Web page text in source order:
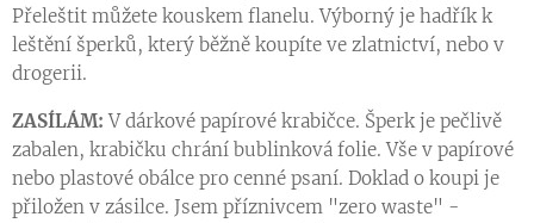
Přeleštit můžete kouskem flanelu. Výborný je hadřík k
leštění šperků, který běžně koupíte ve zlatnictví, nebo v
drogerii.
ZASÍLÁM:V dárkové papírové krabičce. Šperk je pečlivě
zabalen, krabičku chrání bublinková folie. Vše v papírové
nebo plastové obálce pro cenné psaní. Doklad o koupi je
přiložen v zásilce. Jsem příznivcem "zero waste" -